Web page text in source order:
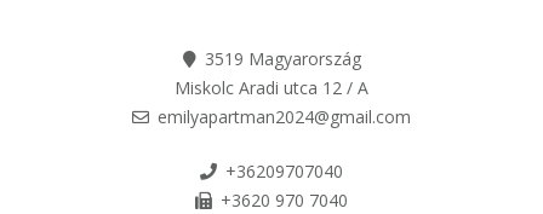
3519 Magyarország
Miskolc Aradi utca 12 / A
emilyapartman2024@gmail.com
+36209707040
+3620 970 7040